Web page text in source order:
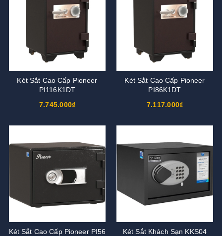
Két Sắt Cao Cấp Pioneer
PI116K1DT
7.745.000₫
Két Sắt Cao Cấp Pioneer
PI86K1DT
7.117.000₫
Két Sắt Cao Cấp Pioneer PI56 Két Sắt Khách Sạn KKS04